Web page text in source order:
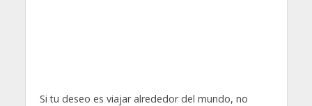
Si tu deseo es viajar alrededor del mundo, no